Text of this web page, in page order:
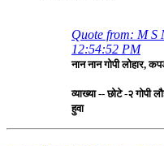
Quote from: M S
12:54:52 PM
नान नान गोपी लोहार,
व्याख्या -- छोटे -२ गोपी
हुवा